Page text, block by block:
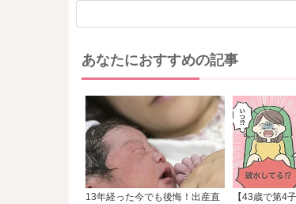
あなたにおすすめの記事
13年経った今でも後悔！出産直
【43歳で第4